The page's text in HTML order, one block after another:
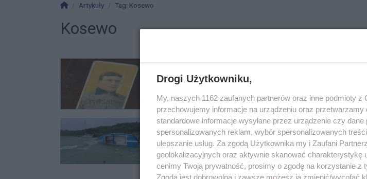
Strona główna
Artykuły Tag: Kosewo
Kosewo
Łódź przewróciła się na jeziorze. Dwie
w wodzie
Na Jeziorze Powidzkim przewróciła się łódź.
29.07.2024 12:05
Drogi Użytkowniku,
My, naszych 1162 zaufanych partnerów oraz inne podmioty
przechowujemy informacje na urządzeniu oraz przetwarzamy
standardowe informacje wysyłane przez urządzenie czy
spersonalizowanych reklam, wybór spersonalizowanych
ulepszanie usług. Za zgodą Użytkownika my i Zaufani
geolokalizacyjnych oraz aktywnie skanować charakterystykę
cenimy Twoją prywatność, prosimy o zgodę na korzystanie z
Zgoda jest dobrowolna i zawsze możesz ją zmienić/wycofać